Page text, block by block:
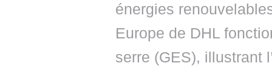
énergies
Europe de DHL
serre (GES), illustrant